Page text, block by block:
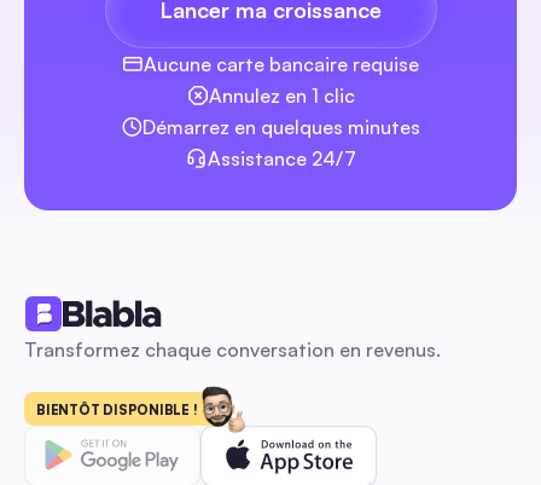
agences
Lancer ma croissance
Aucune carte bancaire requise
Annulez en 1 clic
Démarrez en quelques minutes
Assistance 24/7
Transformez chaque conversation en revenus.
BIENTÔT DISPONIBLE !